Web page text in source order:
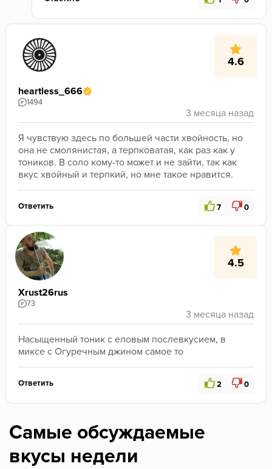
4.6
heartless_666
1494
Я чувствую здесь по большей части хвойность, но
она не смолянистая, а терпковатая, как раз как у
тоников. В соло кому-то может и не зайти, так как
вкус хвойный и терпкий, но мне такое нравится.
Ответить 7 0
4.5
Xrust26rus
73
Насыщенный тоник с еловым послевкусием, в
миксе с Огуречным джином самое то
Ответить 2 0
Самые обсуждаемые
вкусы недели